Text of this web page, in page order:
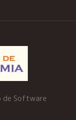
de Software